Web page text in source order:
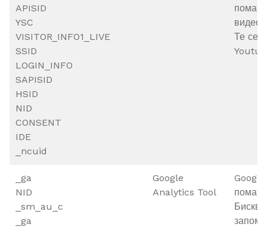
APISID
YSC
VISITOR_INFO1_LIVE
SSID
LOGIN_INFO
SAPISID
HSID
NID
CONSENT
IDE
_ncuid
Те се
_ga
NID
_sm_au_c
_ga
Google
Analytics Tool